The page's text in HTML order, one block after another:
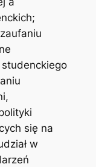
się na
w